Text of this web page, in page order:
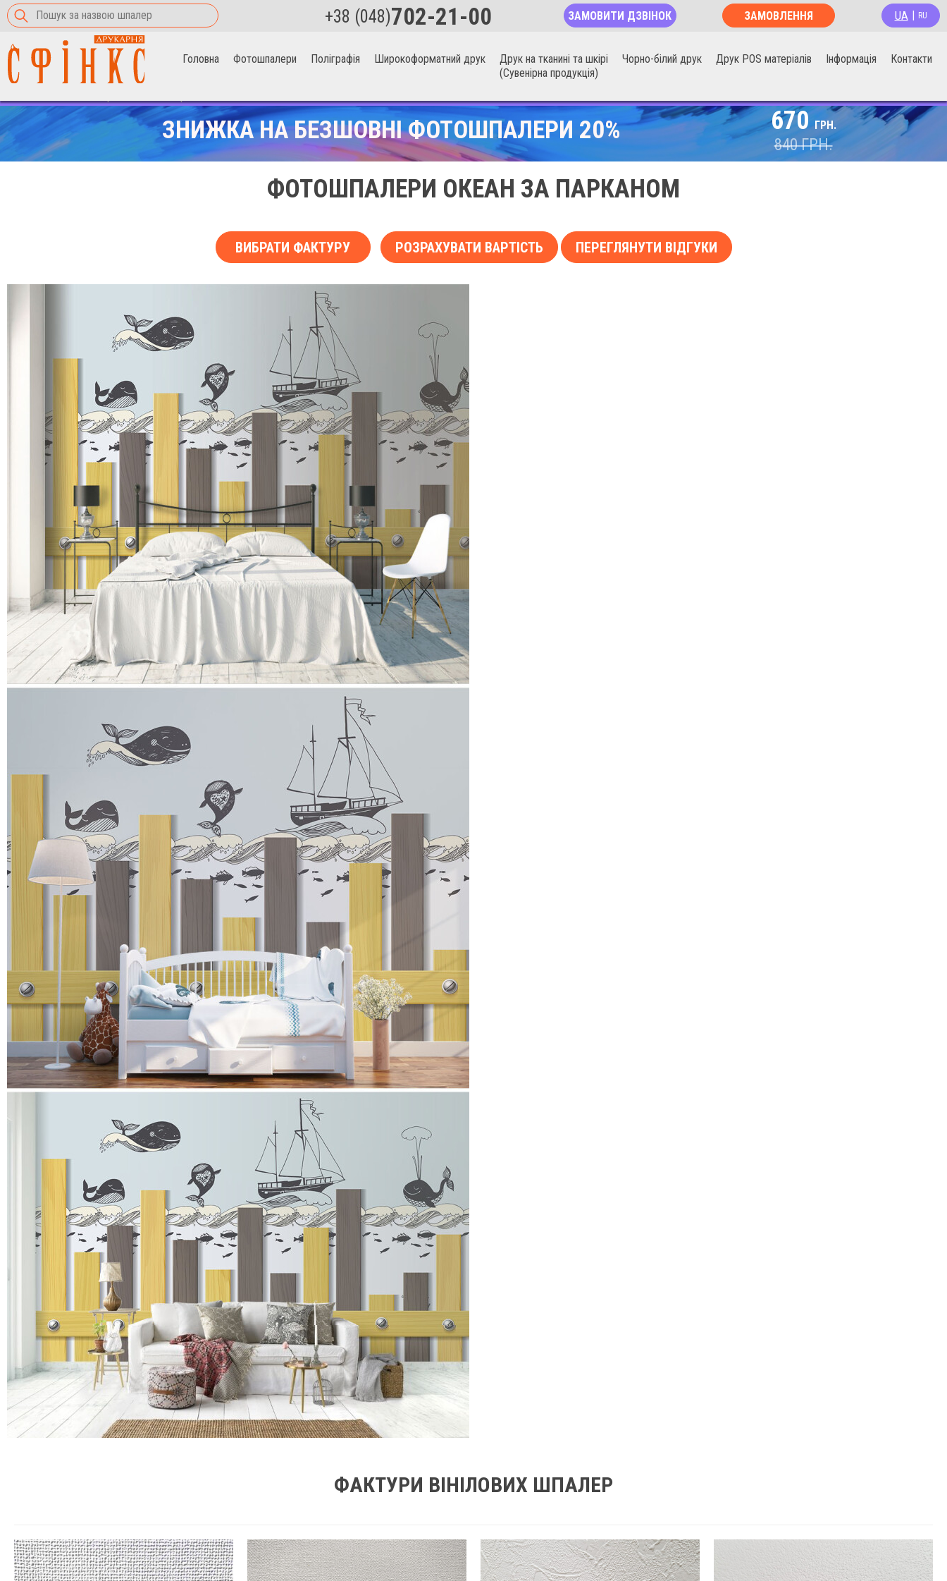
+38 (048)702-21-00 ЗАМОВИТИ ДЗВІНОК
ЗАМОВЛЕННЯ
UA RU
Головна Фотошпалери Поліграфія Широкоформатний друк
Друк на тканині та шкірі
(Сувенірна продукція)
Чорно-білий друк Друк POS матеріалів Інформація Контакти
ЗНИЖКА НА БЕЗШОВНІ ФОТОШПАЛЕРИ 20% 670ГРН.
840ГРН.
ФОТОШПАЛЕРИ ОКЕАН ЗА ПАРКАНОМ
ВИБРАТИ ФАКТУРУ РОЗРАХУВАТИ ВАРТІСТЬ ПЕРЕГЛЯНУТИ ВІДГУКИ
ФАКТУРИ ВІНІЛОВИХ ШПАЛЕР